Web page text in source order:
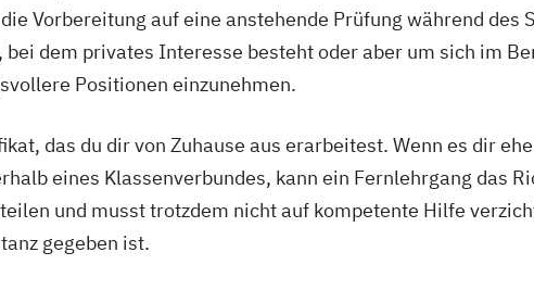
Vorbereitung auf eine anstehende Prüfung während des
dem privates Interesse besteht oder aber um sich im
Positionen einzunehmen.
das du dir von Zuhause aus erarbeitest. Wenn es dir
eines Klassenverbundes, kann ein Fernlehrgang das
und musst trotzdem nicht auf kompetente Hilfe
gegeben ist.